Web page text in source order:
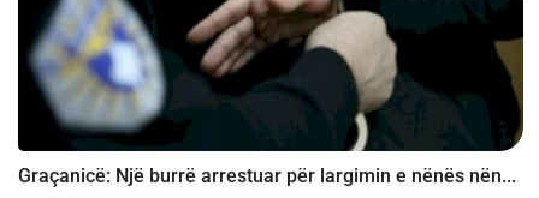
Graçanicë: Një burrë arrestuar për largimin e nënës nën...